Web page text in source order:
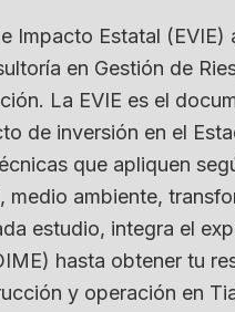
Impacto Estatal
en Gestión de
La EVIE es el
de inversión en el
que apliquen
ambiente,
estudio, integra el
hasta obtener tu
y operación en